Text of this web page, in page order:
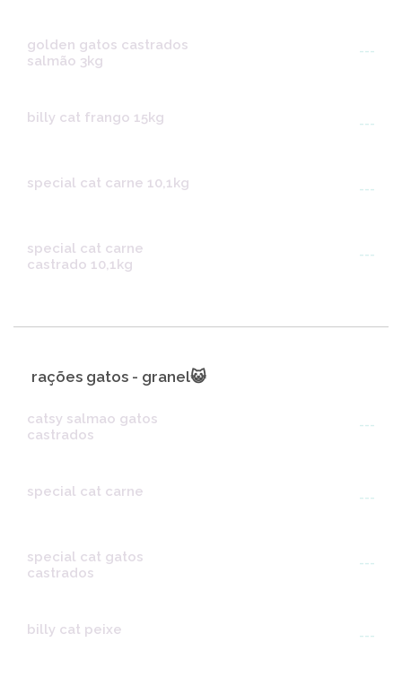
golden gatos castrados
salmão 3kg
---
billy cat frango 15kg ---
special cat carne 10,1kg ---
special cat carne
castrado 10,1kg
---
rações gatos - granel😺
catsy salmao gatos
castrados
---
special cat carne ---
special cat gatos
castrados
---
billy cat peixe ---